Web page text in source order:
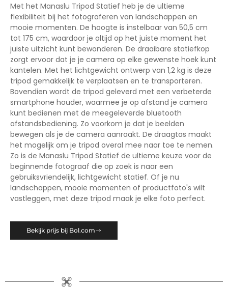
Met het Manaslu Tripod Statief heb je de ultieme
flexibiliteit bij het fotograferen van landschappen en
mooie momenten. De hoogte is instelbaar van 50,5 cm
tot 175 cm, waardoor je altijd op het juiste moment het
juiste uitzicht kunt bewonderen. De draaibare statiefkop
zorgt ervoor dat je je camera op elke gewenste hoek kunt
kantelen. Met het lichtgewicht ontwerp van 1,2 kg is deze
tripod gemakkelijk te verplaatsen en te transporteren.
Bovendien wordt de tripod geleverd met een verbeterde
smartphone houder, waarmee je op afstand je camera
kunt bedienen met de meegeleverde bluetooth
afstandsbediening. Zo voorkom je dat je beelden
bewegen als je de camera aanraakt. De draagtas maakt
het mogelijk om je tripod overal mee naar toe te nemen.
Zo is de Manaslu Tripod Statief de ultieme keuze voor de
beginnende fotograaf die op zoek is naar een
gebruiksvriendelijk, lichtgewicht statief. Of je nu
landschappen, mooie momenten of productfoto's wilt
vastleggen, met deze tripod maak je elke foto perfect.
Bekijk prijs bij Bol.com